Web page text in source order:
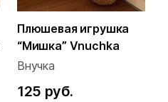
Плюшевая игрушка
“Мишка” Vnuchka
Внучка
125 руб.